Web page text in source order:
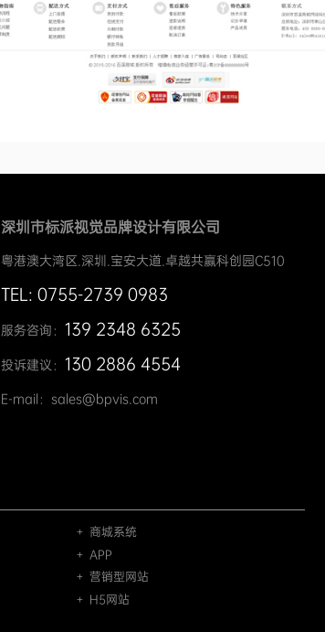
深圳市标派视觉品牌设计有限公司
粤港澳大湾区.深圳.宝安大道.卓越共赢科创园C510
TEL: 0755-2739 0983
服务咨询： 139 2348 6325
投诉建议： 130 2886 4554
E-mail：sales@bpvis.com
＋ 商城系统
＋ APP
＋ 营销型网站
＋ H5网站